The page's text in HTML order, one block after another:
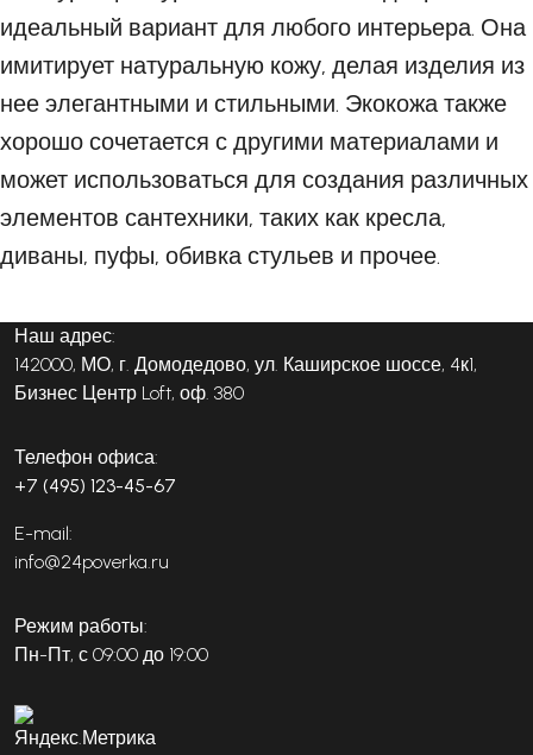
идеальный вариант для любого интерьера. Она
имитирует натуральную кожу, делая изделия из
нее элегантными и стильными. Экокожа также
хорошо сочетается с другими материалами и
может использоваться для создания различных
элементов сантехники, таких как кресла,
диваны, пуфы, обивка стульев и прочее.
Наш адрес:
142000, МО, г. Домодедово, ул. Каширское шоссе, 4к1,
Бизнес Центр Loft, оф. 380
Телефон офиса:
+7 (495) 123-45-67
E-mail:
info@24poverka.ru
Режим работы:
Пн-Пт, с 09:00 до 19:00